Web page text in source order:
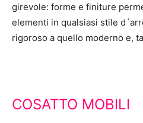
girevole: forme e finiture
elementi in qualsiasi stile
rigoroso a quello moderno e,
COSATTO MOBILI